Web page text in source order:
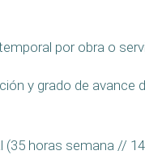
por obra o
y grado de
horas semana //